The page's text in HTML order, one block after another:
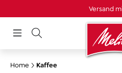
Versand
Home Kaffee